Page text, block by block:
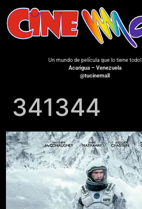
Un mundo de película que lo tiene todo!
Acarigua – Venezuela
@tucinemall
341344